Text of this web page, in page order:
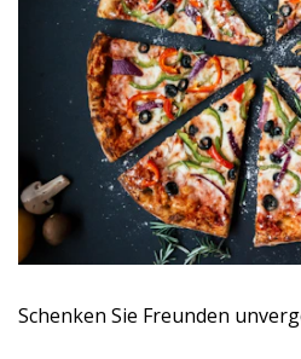
Schenken Sie Freunden